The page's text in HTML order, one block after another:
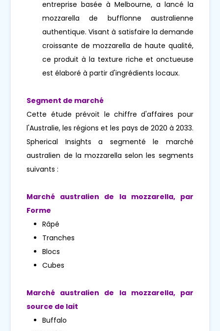
entreprise basée à Melbourne, a lancé la
mozzarella de bufflonne australienne
authentique. Visant à satisfaire la demande
croissante de mozzarella de haute qualité,
ce produit à la texture riche et onctueuse
est élaboré à partir d'ingrédients locaux.
Segment de marché
Cette étude prévoit le chiffre d'affaires pour
l'Australie, les régions et les pays de 2020 à 2033.
Spherical Insights a segmenté le marché
australien de la mozzarella selon les segments
suivants :
Marché australien de la mozzarella, par
Forme
Râpé
Tranches
Blocs
Cubes
Marché australien de la mozzarella, par
source de lait
Buffalo